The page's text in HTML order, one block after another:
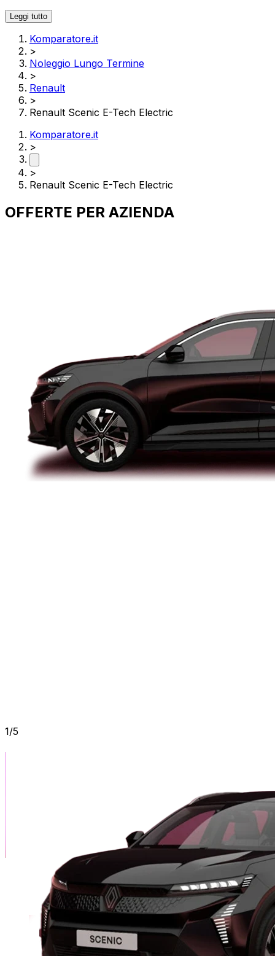
Leggi tutto
Komparatore.it
>
Noleggio Lungo Termine
>
Renault
>
Renault Scenic E-Tech Electric
Komparatore.it
>
>
Renault Scenic E-Tech Electric
OFFERTE PER AZIENDA
1/5